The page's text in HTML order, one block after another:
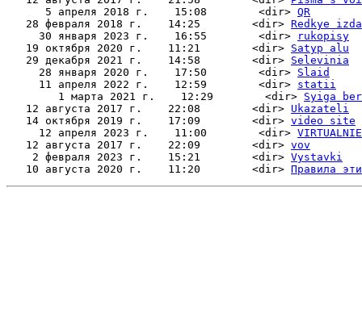
      5 апреля 2018 г.    15:08        <dir>
QR
   28 февраля 2018 г.    14:25        <dir>
Redkye
     30 января 2023 г.    16:55        <dir>
rukopisy
   19 октября 2020 г.    11:21        <dir>
Satyp alu
   29 декабря 2021 г.    14:58        <dir>
Selevinia
     28 января 2020 г.    17:50        <dir>
Slaid
     11 апреля 2022 г.    12:59        <dir>
statii
        1 марта 2021 г.    12:29        <dir>
Syiga
   12 августа 2017 г.    22:08        <dir>
Ukazateli
   14 октября 2019 г.    17:09        <dir>
video site
     12 апреля 2023 г.    11:00        <dir>
   12 августа 2017 г.    22:09        <dir>
vov
    2 февраля 2023 г.    15:21        <dir>
Vystavki
   10 августа 2020 г.    11:20        <dir>
Правила